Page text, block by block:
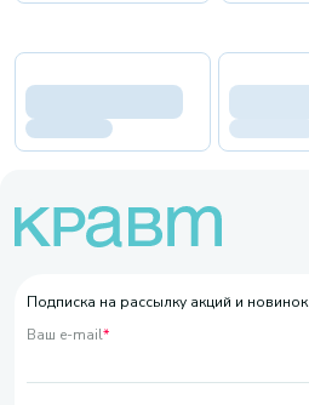
Подписка на рассылку акций и новинок
Ваш e-mail*